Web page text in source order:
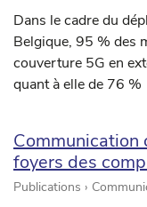
Dans le cadre du
Belgique, 95 % des
couverture 5G en
quant à elle de 76 %
Communication
foyers des
Publications ›